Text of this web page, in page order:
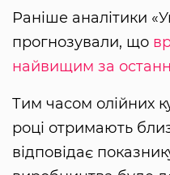
Раніше аналітики
прогнозували, що
найвищим за
Тим часом олійних
році отримають
відповідає